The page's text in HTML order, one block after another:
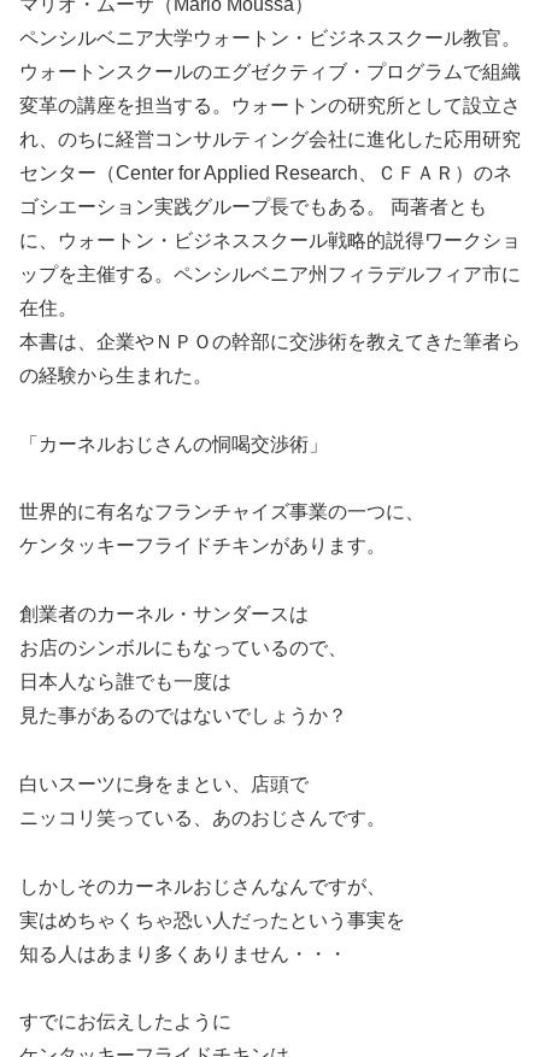
ペンシルベニア大学ウォートン・ビジネススクール教官。
ウォートンスクールのエグゼクティブ・プログラムで組織
変革の講座を担当する。ウォートンの研究所として設立さ
れ、のちに経営コンサルティング会社に進化した応用研究
センター（Center for Applied Research、ＣＦＡＲ）のネ
ゴシエーション実践グループ長でもある。 両著者とも
に、ウォートン・ビジネススクール戦略的説得ワークショ
ップを主催する。ペンシルベニア州フィラデルフィア市に
在住。
本書は、企業やＮＰＯの幹部に交渉術を教えてきた筆者ら
の経験から生まれた。
「カーネルおじさんの恫喝交渉術」
世界的に有名なフランチャイズ事業の一つに、
ケンタッキーフライドチキンがあります。
創業者のカーネル・サンダースは
お店のシンボルにもなっているので、
日本人なら誰でも一度は
見た事があるのではないでしょうか？
白いスーツに身をまとい、店頭で
ニッコリ笑っている、あのおじさんです。
しかしそのカーネルおじさんなんですが、
実はめちゃくちゃ恐い人だったという事実を
知る人はあまり多くありません・・・
すでにお伝えしたように